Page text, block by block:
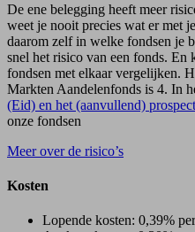
De ene belegging heeft meer
weet je nooit precies wat er met
daarom zelf in welke fondsen je
snel het risico van een fonds. En
fondsen met elkaar vergelijken.
Markten Aandelenfonds is 4. In
(Eid) en het (aanvullend)
onze fondsen
Meer over de risico’s
Kosten
Lopende kosten: 0,39%